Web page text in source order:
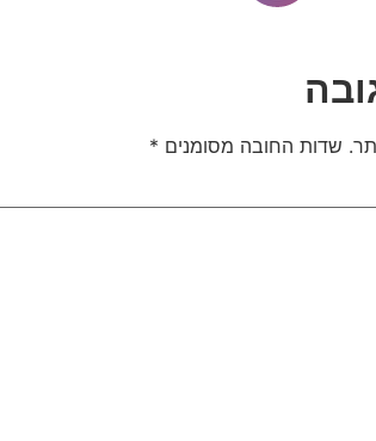
שדות החובה מסומנים *